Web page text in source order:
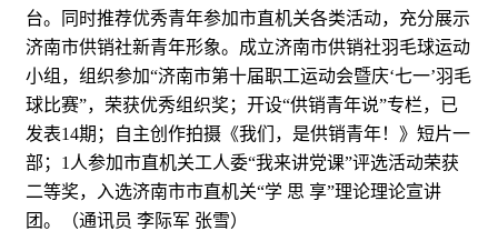
台。同时推荐优秀青年参加市直机关各类活动，充分展示
济南市供销社新青年形象。成立济南市供销社羽毛球运动
小组，组织参加“济南市第十届职工运动会暨庆‘七一’羽毛
球比赛”，荣获优秀组织奖；开设“供销青年说”专栏，已
发表14期；自主创作拍摄《我们，是供销青年！》短片一
部；1人参加市直机关工人委“我来讲党课”评选活动荣获
二等奖，入选济南市市直机关“学 思 享”理论理论宣讲
团。（通讯员 李际军 张雪）